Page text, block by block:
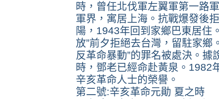
時，曾任北伐軍左翼軍第一路
軍界，寓居上海。抗戰爆發後
陽，1943年回到家鄉巴東居住
放”前夕拒絕去台灣，留駐家鄉
反革命暴動”的罪名被處決。
時，鄧老已經命赴黃泉。1982
辛亥革命人士的榮譽。
第二號:辛亥革命元勛 夏之時